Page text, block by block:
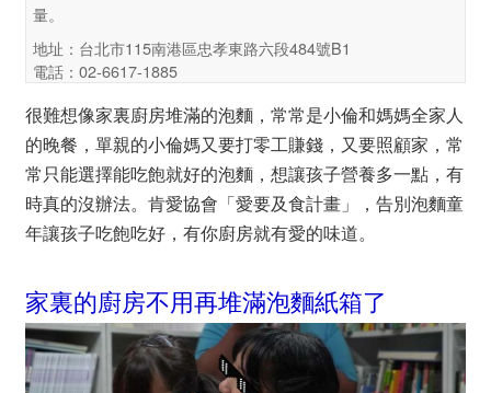
量。
地址：台北市115南港區忠孝東路六段484號B1
電話：02-6617-1885
很難想像家裏廚房堆滿的泡麵，常常是小倫和媽媽全家人
的晚餐，單親的小倫媽又要打零工賺錢，又要照顧家，常
常只能選擇能吃飽就好的泡麵，想讓孩子營養多一點，有
時真的沒辦法。肯愛協會「愛要及食計畫」，告別泡麵童
年讓孩子吃飽吃好，有你廚房就有愛的味道。
家裏的廚房不用再堆滿泡麵紙箱了